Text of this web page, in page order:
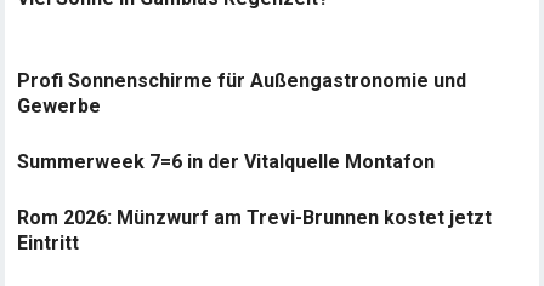
Profi Sonnenschirme für Außengastronomie und
Gewerbe
Summerweek 7=6 in der Vitalquelle Montafon
Rom 2026: Münzwurf am Trevi-Brunnen kostet jetzt
Eintritt